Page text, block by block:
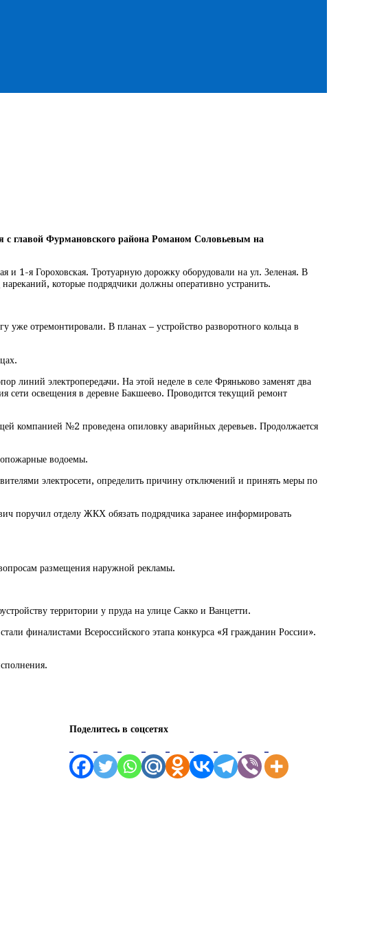
с главой Фурмановского района Романом Соловьевым на
и 1-я Гороховская. Тротуарную дорожку оборудовали на ул. Зеленая. В
которые подрядчики должны оперативно устранить.
отремонтировали. В планах – устройство разворотного кольца в
линий электропередачи. На этой неделе в селе Фряньково заменят два
освещения в деревне Бакшеево. Проводится текущий ремонт
компанией №2 проведена опиловку аварийных деревьев. Продолжается
водоемы.
электросети, определить причину отключений и принять меры по
поручил отделу ЖКХ обязать подрядчика заранее информировать
размещения наружной рекламы.
территории у пруда на улице Сакко и Ванцетти.
финалистами Всероссийского этапа конкурса «Я гражданин России».
Поделитесь в соцсетях